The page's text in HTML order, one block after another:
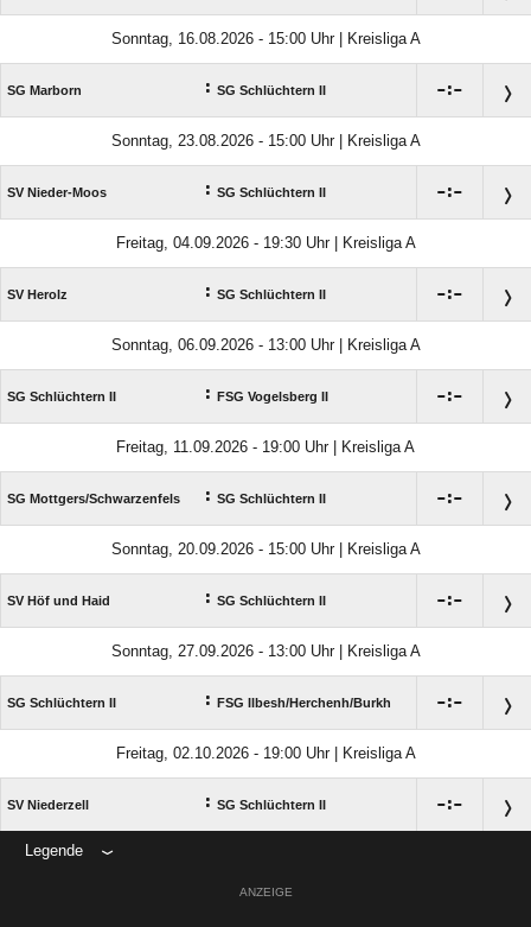
Sonntag, 16.08.2026 - 15:00 Uhr | Kreisliga A
SG Marborn : SG Schlüchtern II :
Sonntag, 23.08.2026 - 15:00 Uhr | Kreisliga A
SV Nieder-Moos : SG Schlüchtern II :
Freitag, 04.09.2026 - 19:30 Uhr | Kreisliga A
SV Herolz : SG Schlüchtern II :
Sonntag, 06.09.2026 - 13:00 Uhr | Kreisliga A
SG Schlüchtern II : FSG Vogelsberg II :
Freitag, 11.09.2026 - 19:00 Uhr | Kreisliga A
SG Mottgers/​Schwarzenfels : SG Schlüchtern II :
Sonntag, 20.09.2026 - 15:00 Uhr | Kreisliga A
SV Höf und Haid : SG Schlüchtern II :
Sonntag, 27.09.2026 - 13:00 Uhr | Kreisliga A
SG Schlüchtern II : FSG Ilbesh/​Herchenh/​Burkh :
Freitag, 02.10.2026 - 19:00 Uhr | Kreisliga A
SV Niederzell : SG Schlüchtern II :
Legende
ANZEIGE